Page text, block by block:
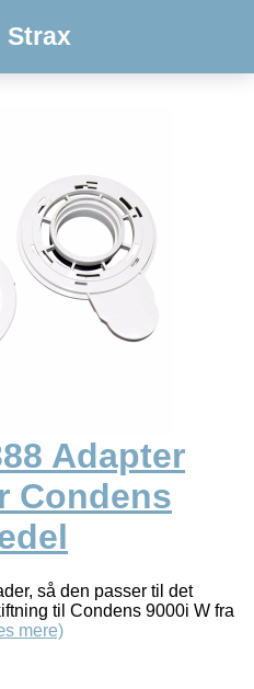
Strax
Adapter
Condens
så den passer til det
til Condens 9000i W fra
mere)